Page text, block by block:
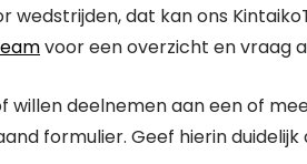
wedstrijden, dat kan ons
voor een overzicht en vraag
willen deelnemen aan een of
formulier. Geef hierin